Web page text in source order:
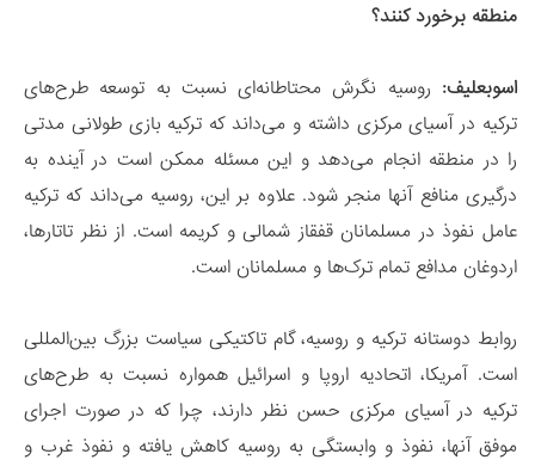
منطقه برخورد کنند؟
اسوبعلیف: روسیه نگرش محتاطانه‌ای نسبت به توسعه طرح‌های
ترکیه در آسیای مرکزی داشته و می‌داند که ترکیه بازی طولانی مدتی
را در منطقه انجام می‌دهد و این مسئله ممکن است در آینده به
درگیری منافع آنها منجر شود. علاوه بر این، روسیه می‌داند که ترکیه
عامل نفوذ در مسلمانان قفقاز شمالی و کریمه است. از نظر تاتارها،
اردوغان مدافع تمام ترک‌ها و مسلمانان است.
روابط دوستانه ترکیه و روسیه، گام تاکتیکی سیاست بزرگ بین‌المللی
است. آمریکا، اتحادیه اروپا و اسرائیل همواره نسبت به طرح‌های
ترکیه در آسیای مرکزی حسن نظر دارند، چرا که در صورت اجرای
موفق آنها، نفوذ و وابستگی به روسیه کاهش یافته و نفوذ غرب و